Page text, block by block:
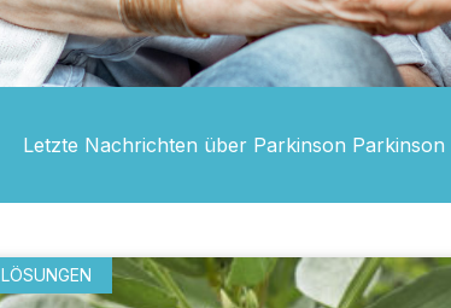
Letzte Nachrichten über Parkinson Parkinson
LÖSUNGEN